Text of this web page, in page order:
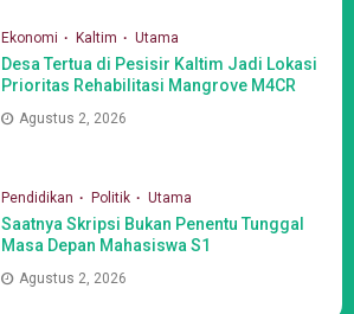
Ekonomi Kaltim Utama
Desa Tertua di Pesisir Kaltim Jadi Lokasi
Prioritas Rehabilitasi Mangrove M4CR
Agustus 2, 2026
Pendidikan Politik Utama
Saatnya Skripsi Bukan Penentu Tunggal
Masa Depan Mahasiswa S1
Agustus 2, 2026